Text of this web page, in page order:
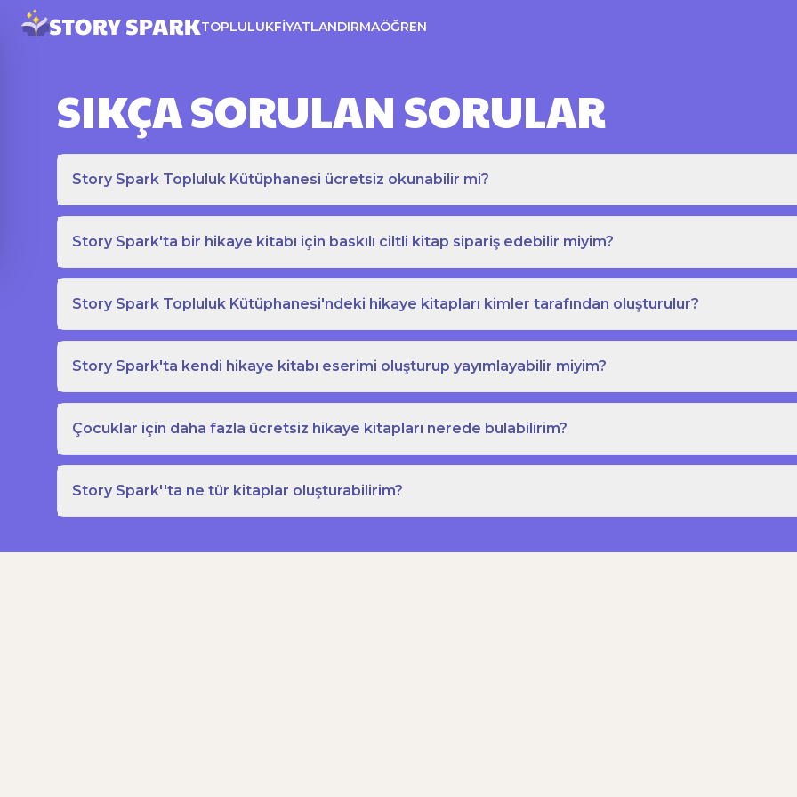
TOPLULUKFIYATLANDIRMAÖĞREN
SIKÇA SORULAN SORULAR
Story Spark Topluluk Kütüphanesi ücretsiz okunabilir mi?
Story Spark'ta bir hikaye kitabı için baskılı ciltli kitap sipariş edebilir miyim?
Story Spark Topluluk Kütüphanesi'ndeki hikaye kitapları kimler tarafından oluşturulur?
Story Spark'ta kendi hikaye kitabı eserimi oluşturup yayımlayabilir miyim?
Çocuklar için daha fazla ücretsiz hikaye kitapları nerede bulabilirim?
Story Spark''ta ne tür kitaplar oluşturabilirim?